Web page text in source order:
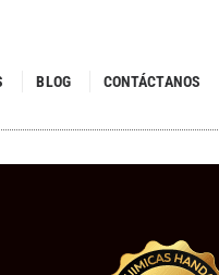
BLOG CONTÁCTANOS